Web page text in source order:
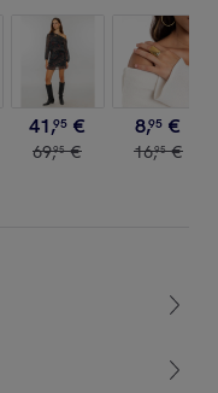
41,95 €
69,95 €
8,95 €
16,95 €